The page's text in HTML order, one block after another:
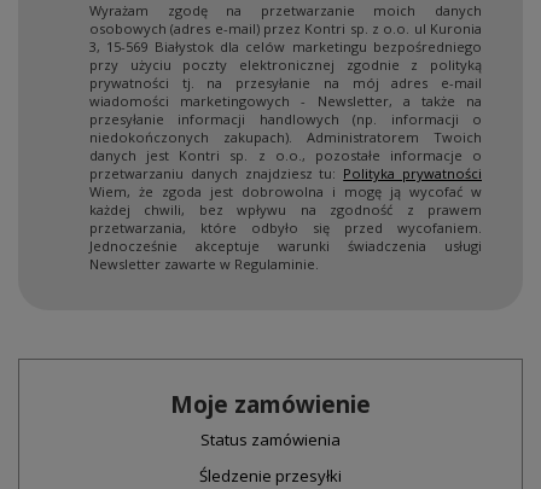
Wyrażam zgodę na przetwarzanie moich danych
osobowych (adres e-mail) przez Kontri sp. z o.o. ul Kuronia
3, 15-569 Białystok dla celów marketingu bezpośredniego
przy użyciu poczty elektronicznej zgodnie z polityką
prywatności tj. na przesyłanie na mój adres e-mail
wiadomości marketingowych - Newsletter, a także na
przesyłanie informacji handlowych (np. informacji o
niedokończonych zakupach). Administratorem Twoich
danych jest Kontri sp. z o.o., pozostałe informacje o
przetwarzaniu danych znajdziesz tu: Polityka prywatności
Wiem, że zgoda jest dobrowolna i mogę ją wycofać w
każdej chwili, bez wpływu na zgodność z prawem
przetwarzania, które odbyło się przed wycofaniem.
Jednocześnie akceptuje warunki świadczenia usługi
Newsletter zawarte w Regulaminie.
Moje zamówienie
Status zamówienia
Śledzenie przesyłki